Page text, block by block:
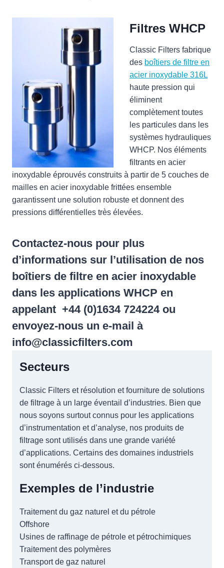
Filtres WHCP
Classic Filters fabrique
des boîtiers de filtre en
acier inoxydable 316L
haute pression qui
éliminent
complètement toutes
les particules dans les
systèmes hydrauliques
WHCP. Nos éléments
filtrants en acier
inoxydable éprouvés construits à partir de 5 couches de
mailles en acier inoxydable frittées ensemble
garantissent une solution robuste et donnent des
pressions différentielles très élevées.
Contactez-nous pour plus
d’informations sur l’utilisation de nos
boîtiers de filtre en acier inoxydable
dans les applications WHCP en
appelant +44 (0)1634 724224 ou
envoyez-nous un e-mail à
info@classicfilters.com
Secteurs
Classic Filters et résolution et fourniture de solutions
de filtrage à un large éventail d’industries. Bien que
nous soyons surtout connus pour les applications
d’instrumentation et d’analyse, nos produits de
filtrage sont utilisés dans une grande variété
d’applications. Certains des domaines industriels
sont énumérés ci-dessous.
Exemples de l’industrie
Traitement du gaz naturel et du pétrole
Offshore
Usines de raffinage de pétrole et pétrochimiques
Traitement des polymères
Transport de gaz naturel